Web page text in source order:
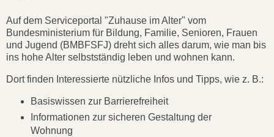
Auf dem Serviceportal "Zuhause im Alter" vom
Bundesministerium für Bildung, Familie, Senioren, Frauen
und Jugend (BMBFSFJ) dreht sich alles darum, wie man bis
ins hohe Alter selbst­ständig leben und wohnen kann.
Dort finden Interessierte nützliche Infos und Tipps, wie z. B.:
Basis­wissen zur Barriere­freiheit
Informationen zur sicheren Gestaltung der
Wohnung